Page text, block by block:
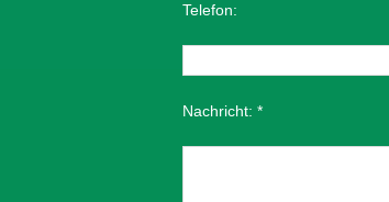
Telefon:
Nachricht: *